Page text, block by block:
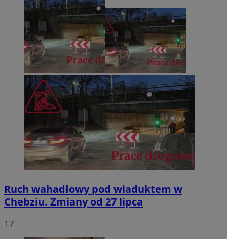
Ruch wahadłowy pod wiaduktem w
Chebziu. Zmiany od 27 lipca
17